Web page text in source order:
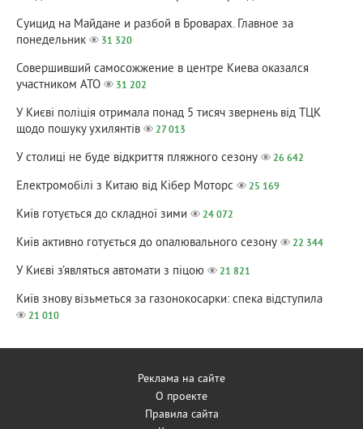
Суицид на Майдане и разбой в Броварах. Главное за
понедельник
31 320
Совершивший самосожжение в центре Киева оказался
участником АТО
31 202
У Києві поліція отримала понад 5 тисяч звернень від ТЦК
щодо пошуку ухилянтів
27 013
У столиці не буде відкриття пляжного сезону 26 642
Електромобілі з Китаю від Кібер Моторс 25 169
Київ готується до складної зими 24 072
Київ активно готується до опалювального сезону 22 344
У Києві з’являться автомати з піцою 21 821
Київ знову візьметься за газонокосарки: спека відступила
21 010
Реклама на сайте
О проекте
Правила сайта